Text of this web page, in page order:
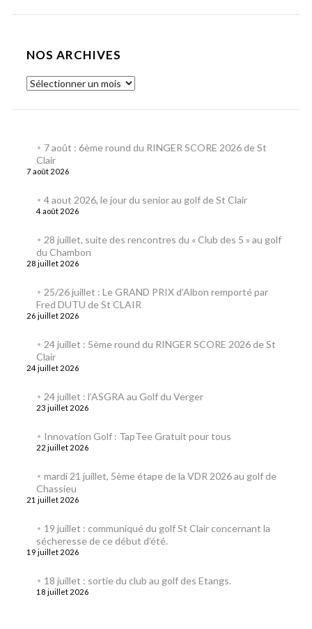
NOS ARCHIVES
7 août : 6ème round du RINGER SCORE 2026 de St
Clair
7 août 2026
4 aout 2026, le jour du senior au golf de St Clair
4 août 2026
28 juillet, suite des rencontres du « Club des 5 » au golf
du Chambon
28 juillet 2026
25/26 juillet : Le GRAND PRIX d’Albon remporté par
Fred DUTU de St CLAIR
26 juillet 2026
24 juillet : 5ème round du RINGER SCORE 2026 de St
Clair
24 juillet 2026
24 juillet : l’ASGRA au Golf du Verger
23 juillet 2026
Innovation Golf : TapTee Gratuit pour tous
22 juillet 2026
mardi 21 juillet, 5ème étape de la VDR 2026 au golf de
Chassieu
21 juillet 2026
19 juillet : communiqué du golf St Clair concernant la
sécheresse de ce début d’été.
19 juillet 2026
18 juillet : sortie du club au golf des Etangs.
18 juillet 2026